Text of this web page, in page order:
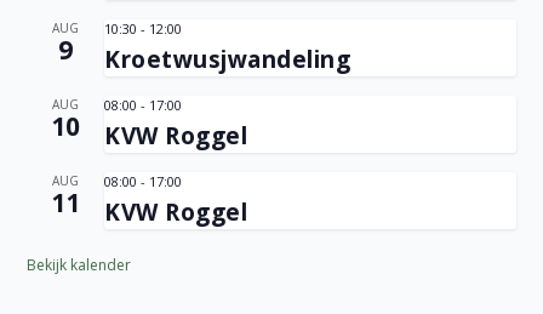
AUG
9
10:30 - 12:00
Kroetwusjwandeling
AUG
10
08:00 - 17:00
KVW Roggel
AUG
11
08:00 - 17:00
KVW Roggel
Bekijk kalender